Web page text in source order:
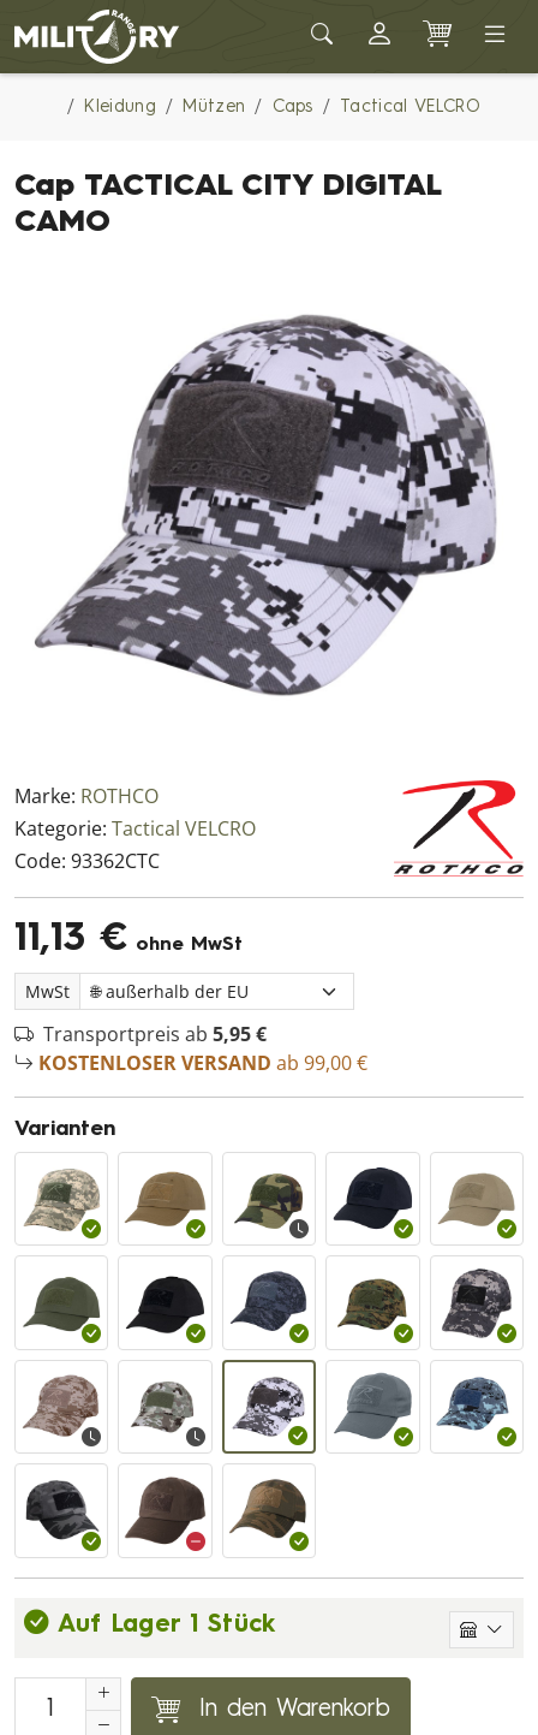
Army shop MILITARY RANGE
Kleidung Mützen Caps Tactical VELCRO
Cap TACTICAL CITY DIGITAL
CAMO
Marke: ROTHCO
Kategorie: Tactical VELCRO
Code: 93362CTC
11,13 € ohne MwSt
MwSt
Transportpreis ab 5,95 €
KOSTENLOSER VERSAND ab 99,00 €
Varianten
Auf Lager 1 Stück
In den Warenkorb